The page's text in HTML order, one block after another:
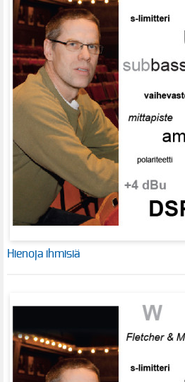
Hienoja ihmisiä